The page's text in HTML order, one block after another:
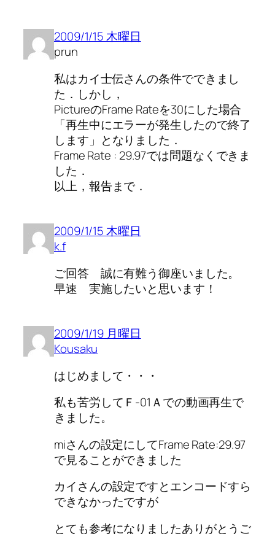
2009/1/15 木曜日
prun
私はカイ士伝さんの条件でできまし
た．しかし，
PictureのFrame Rateを30にした場合
「再生中にエラーが発生したので終了
します」となりました．
Frame Rate : 29.97では問題なくできま
した．
以上，報告まで．
2009/1/15 木曜日
k.f
ご回答 誠に有難う御座いました。
早速 実施したいと思います！
2009/1/19 月曜日
Kousaku
はじめまして・・・
私も苦労してＦ-01Ａでの動画再生で
きました。
miさんの設定にしてFrame Rate:29.97
で見ることができました
カイさんの設定ですとエンコードすら
できなかったですが
とても参考になりましたありがとうご